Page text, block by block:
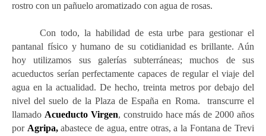
rostro con un pañuelo aromatizado con agua de rosas.
Con todo, la habilidad de esta urbe para gestionar el
pantanal físico y humano de su cotidianidad es brillante. Aún
hoy utilizamos sus galerías subterráneas; muchos de sus
acueductos serían perfectamente capaces de regular el viaje del
agua en la actualidad. De hecho, treinta metros por debajo del
nivel del suelo de la Plaza de España en Roma. transcurre el
llamado Acueducto Virgen, construido hace más de 2000 años
por Agripa,abastece de agua, entre otras, a la Fontana de Trevi